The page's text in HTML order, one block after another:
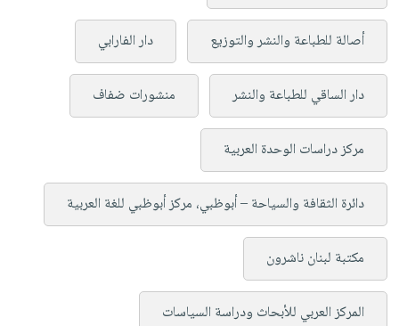
أصالة للطباعة والنشر والتوزيع دار الفارابي
دار الساقي للطباعة والنشر منشورات ضفاف
مركز دراسات الوحدة العربية
دائرة الثقافة والسياحة – أبوظبي، مركز أبوظبي للغة العربية
مكتبة لبنان ناشرون
المركز العربي للأبحاث ودراسة السياسات